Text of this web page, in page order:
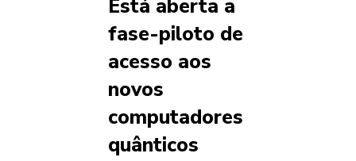
Está aberta a
fase-piloto de
acesso aos
novos
computadores
quânticos